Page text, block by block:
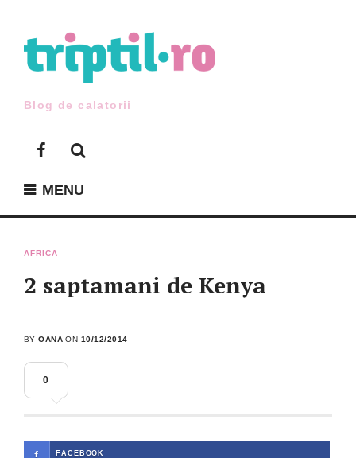
content
Blog de calatorii
Facebook
MENU
AFRICA
2 saptamani de Kenya
BYOANA ON 10/12/2014
0
FACEBOOK